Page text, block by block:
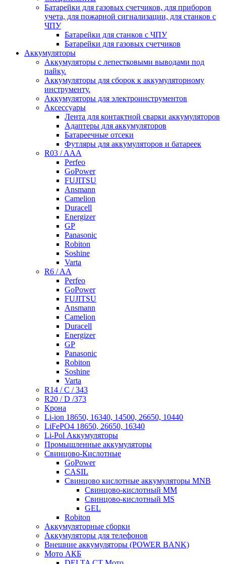
Батарейки для газовых счетчиков, для приборов
учета, для пожарной сигнализации, для станков с
ЧПУ
Батарейки для станков с ЧПУ
Батарейки для газовых счетчиков
Аккумуляторы
Аккумуляторы с лепестковыми выводами под
пайку.
Аккумуляторы для сборок к аккумуляторному
инструменту.
Аккумуляторы для электроинструментов
Аксессуары
Лента для контактной сварки аккумуляторов
Адаптеры для аккумуляторов
Батареечные отсеки
Футляры для аккумуляторов и батареек
R03 / AAA
Perfeo
GoPower
FUJITSU
Ansmann
Camelion
Duracell
Energizer
GP
Panasonic
Robiton
Soshine
Varta
R6 / AA
Perfeo
GoPower
FUJITSU
Ansmann
Camelion
Duracell
Energizer
GP
Panasonic
Robiton
Soshine
Varta
R14 / C / 343
R20 / D /373
Крона
Li-ion 18650, 16340, 14500, 26650, 10440
LiFePO4 18650, 26650, 16340
Li-Pol Аккумуляторы
Промышленные аккумуляторы
Свинцово-Кислотные
GoPower
CASIL
Свинцово кислотные аккумуляторы MNB
Cвинцово-кислотный MM
Cвинцово-кислотный MS
GEL
Robiton
Аккумуляторные сборки
Аккумуляторы для телефонов
Внешние аккумуляторы (POWER BANK)
Мото АКБ